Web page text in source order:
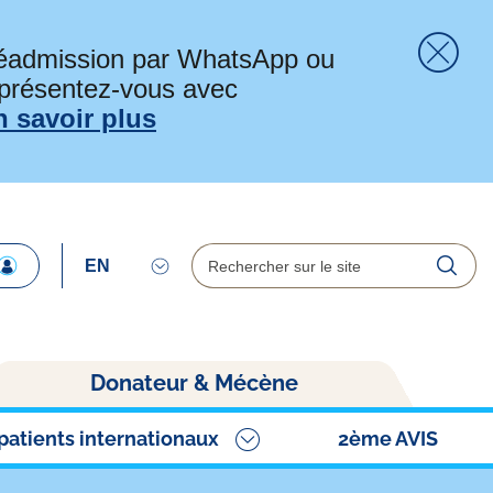
par WhatsApp ou
vous avec
savoir plus
Rechercher
internationaux 2ème AVIS
Donateur & Mécène